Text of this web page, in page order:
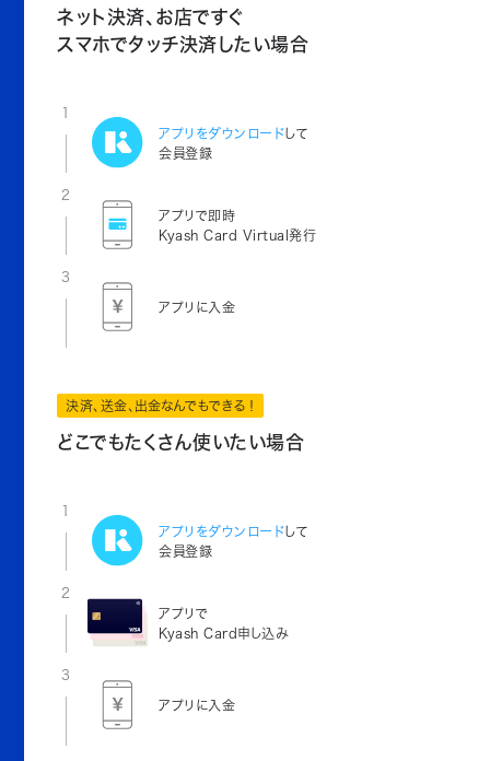
ネット決済、お店ですぐ
スマホでタッチ決済したい場合
1
アプリをダウンロードして
会員登録
2
アプリで即時
Kyash Card Virtual発行
3
アプリに入金
決済、送金、出金なんでもできる！
どこでもたくさん使いたい場合
1
アプリをダウンロードして
会員登録
2
アプリで
Kyash Card申し込み
3
アプリに入金